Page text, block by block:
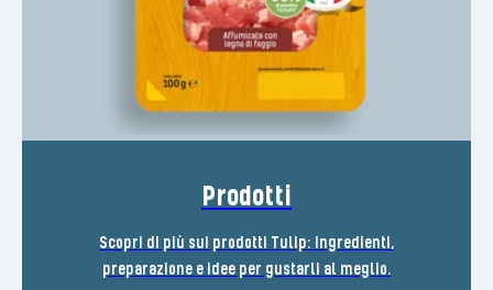
Prodotti
Scopri di più sui prodotti Tulip: ingredienti,
preparazione e idee per gustarli al meglio.